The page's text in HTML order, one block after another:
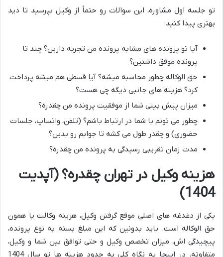
تو جلسه اول مشاوره، این سوالات رو حتماً از وکیل بپرسید تا دید
بهتری پیدا کنید:
آیا تو پرونده های مشابه پرونده من تجربه دارین؟ چند تا
پرونده موفق داشتین؟
حق الوکاله چطور محاسبه میشه؟ آیا قسطی هم میشه پرداخت
کرد؟ هزینه های جانبی دیگه چی هست؟
میزان پیش بینی شما از موفقیت پرونده من چقدره؟
چطور می تونم با شما در ارتباط باشم؟ (تلفن، واتساپ، جلسات
حضوری) و چقدر طول می کشه تا جوابم رو بدین؟
مدت زمان تقریبی رسیدگی به پرونده من چقدره؟
هزینه وکیل در تهران چقدره؟ (آپدیت
1404)
یکی از دغدغه های اصلی موقع گرفتن وکیل، هزینه وکالت یا همون
حق الوکاله است. باید بدونین که این مبلغ بسته به نوع پرونده،
پیچیدگی اش، میزان تخصص وکیل و حتی توافق بین شما و وکیل،
متفاوته. در اینجا یه نگاه کلی به حدود هزینه ها تو سال 1404